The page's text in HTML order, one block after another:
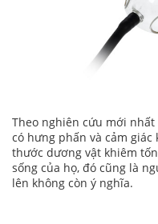
Theo nghiên cứu mới
có hưng phấn và cảm
thước dương vật khiêm
sống của họ, đó cũng là
lên không còn ý nghĩa.